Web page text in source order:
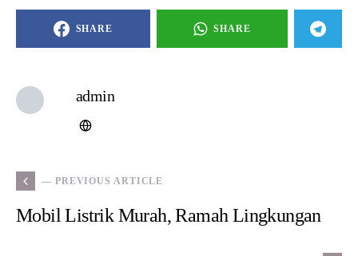
SHARE SHARE
admin
— PREVIOUS ARTICLE
Mobil Listrik Murah, Ramah Lingkungan